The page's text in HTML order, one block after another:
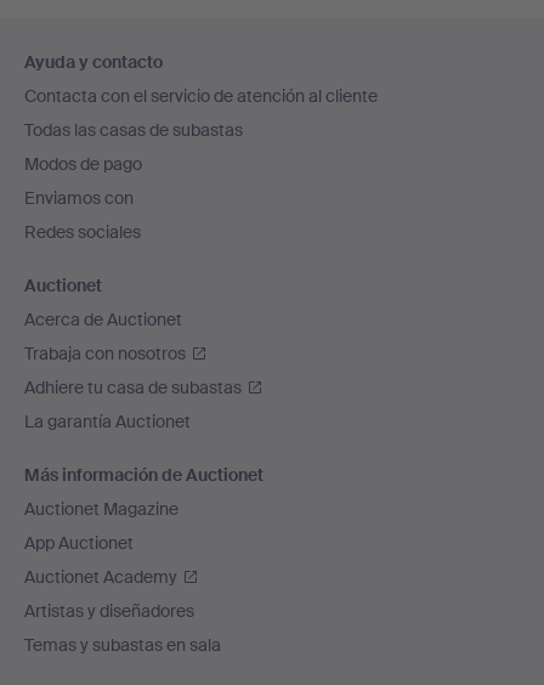
en
el
pie
de
página
Ayuda y contacto
Contacta con el servicio de atención al cliente
Todas las casas de subastas
Modos de pago
Enviamos con
Redes sociales
Auctionet
Acerca de Auctionet
Trabaja con nosotros
Adhiere tu casa de subastas
La garantía Auctionet
Más información de Auctionet
Auctionet Magazine
App Auctionet
Auctionet Academy
Artistas y diseñadores
Temas y subastas en sala